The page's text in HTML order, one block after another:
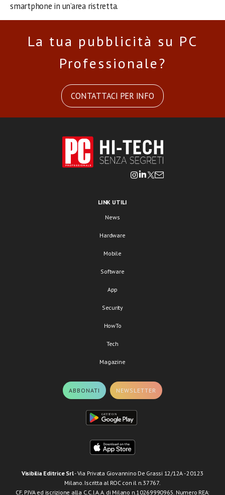
smartphone in un’area ristretta.
La tua pubblicità su PC
Professionale?
CONTATTACI PER INFO
LINK UTILI
News
Hardware
Mobile
Software
App
Security
HowTo
Tech
Magazine
ABBONATI NEWSLETTER
Visibilia Editrice Srl- Via Privata Giovannino De Grassi 12/12A - 20123
Milano. Iscritta al ROC con il n.37767.
CF, P.IVA ed iscrizione alla C.C.I.A.A. di Milano n.10269990965. Numero REA: